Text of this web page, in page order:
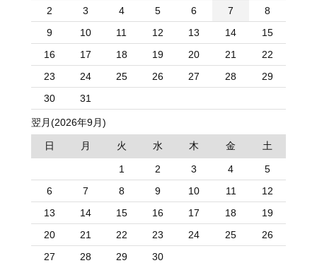
2
3 4 5 6 7
8
9
10 11 12 13 14
15
16
17 18 19 20 21
22
23
24 25 26 27 28
29
30
31
翌月(2026年9月)
日 月 火 水 木 金 土
1 2 3 4
5
6
7 8 9 10 11
12
13
14 15 16 17 18
19
20
21 22 23 24 25
26
27
28 29 30